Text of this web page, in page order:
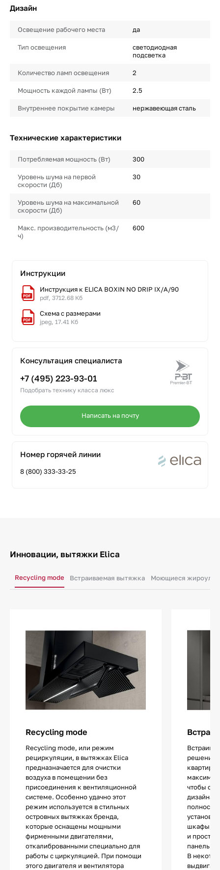
Дизайн
Освещение рабочего места да
Тип освещения
светодиодная
подсветка
Количество ламп освещения 2
Мощность каждой лампы (Вт) 2.5
Внутреннее покрытие камеры нержавеющая сталь
Технические характеристики
Потребляемая мощность (Вт) 300
Уровень шума на первой
скорости (Дб)
30
Уровень шума на максимальной
скорости (Дб)
60
Макс. производительность (м3/
ч)
600
Инструкции
Инструкция к ELICA BOXIN NO DRIP IX/A/90
pdf, 3712.68 Кб
Схема с размерами
jpeg, 17.41 Кб
Консультация специалиста
+7 (495) 223-93-01
Подобрать технику класса люкс
Написать на почту
Номер горячей линии
8 (800) 333-33-25
Инновации, вытяжки Elica
Recycling mode Встраиваемая вытяжка Моющиеся
Recycling mode
Recycling mode, или режим
рециркуляции, в вытяжках Elica
предназначается для очистки
воздуха в помещении без
присоединения к вентиляционной
системе. Особенно удачно этот
режим используется в стильных
островных вытяжках бренда,
которые оснащены мощными
фирменными двигателями,
откалиброванными специально для
работы с циркуляцией. При помощи
этого двигателя и вентилятора
решение
квартир
чтобы
дизайна.
шкафы,
и
панелью.
В